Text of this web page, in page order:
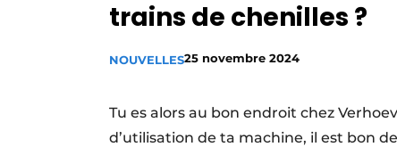
Termes et conditions
Video’s
trains de chenilles ?
NOUVELLES25 novembre 2024
Tu es alors au bon endroit chez
d’utilisation de ta machine, il est bon